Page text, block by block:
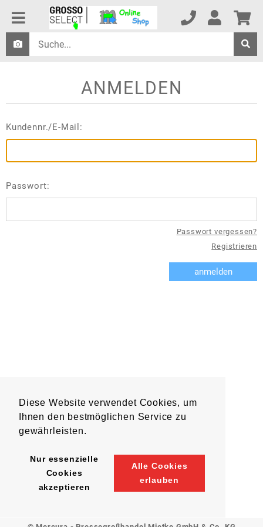
Diese Website verwendet Cookies, um
Ihnen den bestmöglichen Service zu
gewährleisten.
Nur essenzielle
Cookies
akzeptieren
Alle Cookies
erlauben
ANMELDEN
Kundennr./E-Mail:
Passwort:
Passwort vergessen?
Registrieren
anmelden